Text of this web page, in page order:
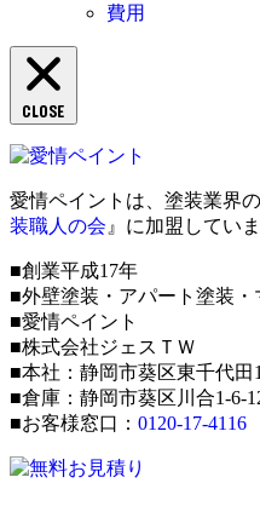
費用
CLOSE
愛情ペイントは、塗装業界
装職人の会 』に加盟していま
■創業平成17年
■外壁塗装・アパート塗装
■愛情ペイント
■株式会社ジェスＴＷ
■本社：静岡市葵区東千代田
■倉庫：静岡市葵区川合1-6-
■お客様窓口： 0120-17-4116